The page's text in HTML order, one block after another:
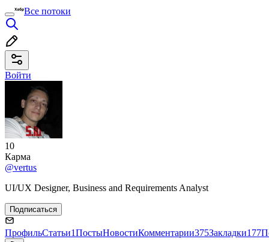
Все потоки
Войти
10
Карма
@vertus
UI/UX Designer, Business and Requirements Analyst
Подписаться
ПрофильСтатьи1ПостыНовостиКомментарии375Закладки177